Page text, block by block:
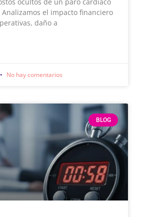
el impacto financiero
daño a
No hay comentarios
BLOG